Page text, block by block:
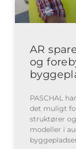
AR
og
PASCHAL
det muligt
struktører
modeller i